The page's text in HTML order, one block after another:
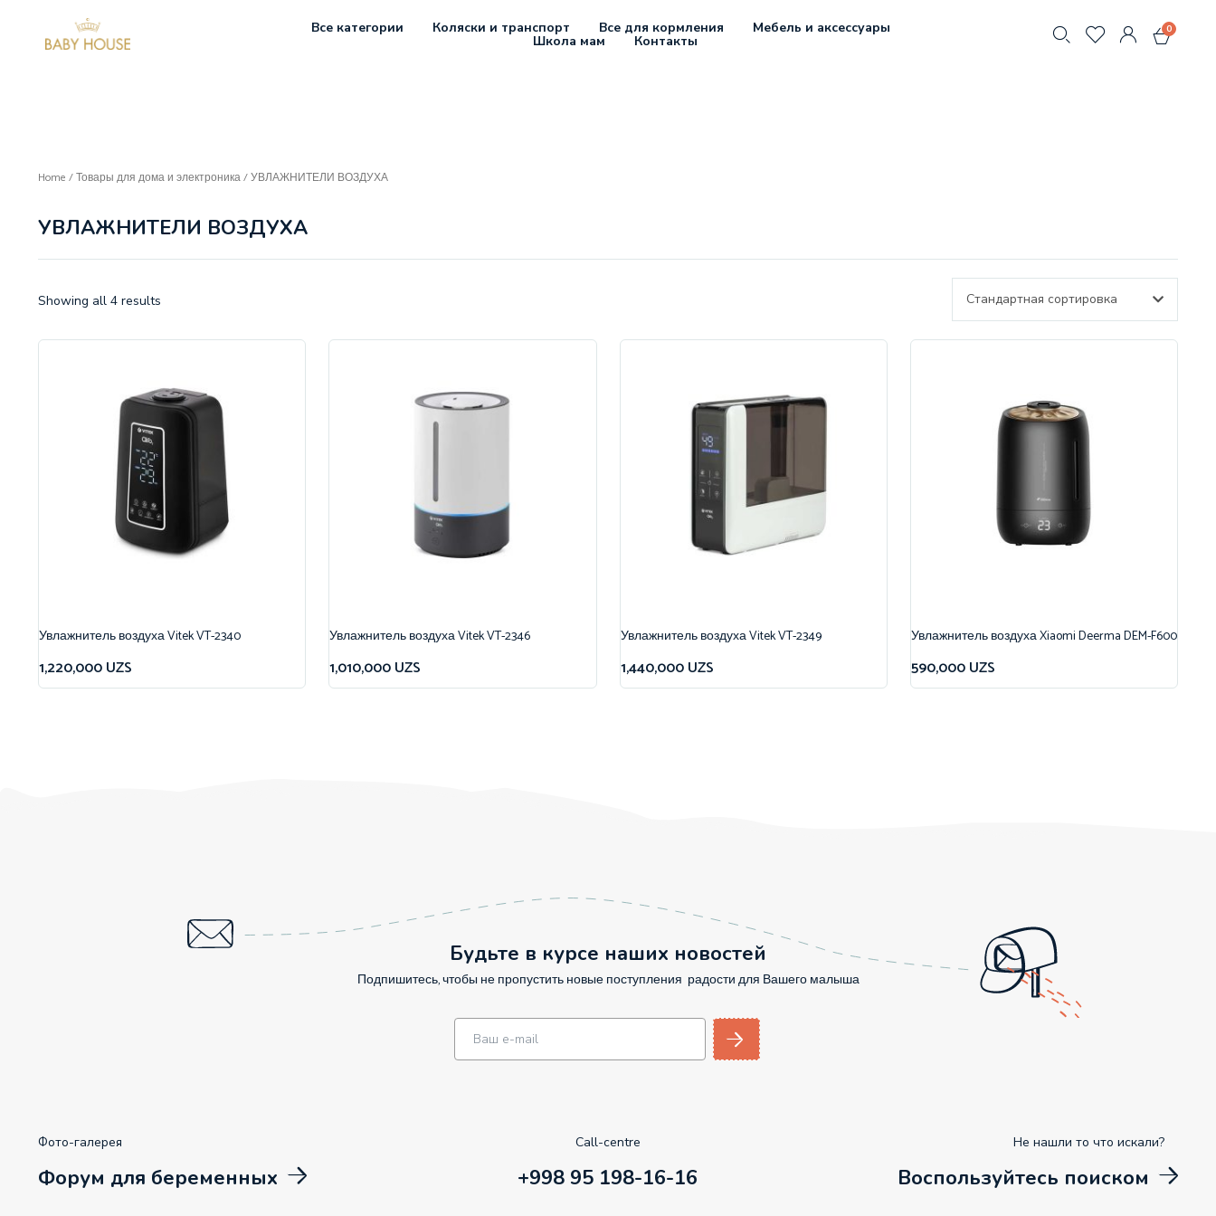
Все категории Коляски и транспорт Все для кормления Мебель и аксессуары
Школа мам Контакты
0
Home /Товары для дома и электроника/ УВЛАЖНИТЕЛИ ВОЗДУХА
УВЛАЖНИТЕЛИ ВОЗДУХА
Showing all 4 results Стандартная сортировка
Увлажнитель воздуха Vitek VT-2340
1,220,000UZS
Увлажнитель воздуха Vitek VT-2346
1,010,000UZS
Увлажнитель воздуха Vitek VT-2349
1,440,000UZS
Увлажнитель воздуха Xiaomi Deerma DEM-F600
590,000UZS
Будьте в курсе наших новостей
Подпишитесь, чтобы не пропустить новые поступления радости для Вашего малыша
Фото-галерея
Форум для беременных
Call-centre
+998 95 198-16-16
Не нашли то что искали?
Воспользуйтесь поиском